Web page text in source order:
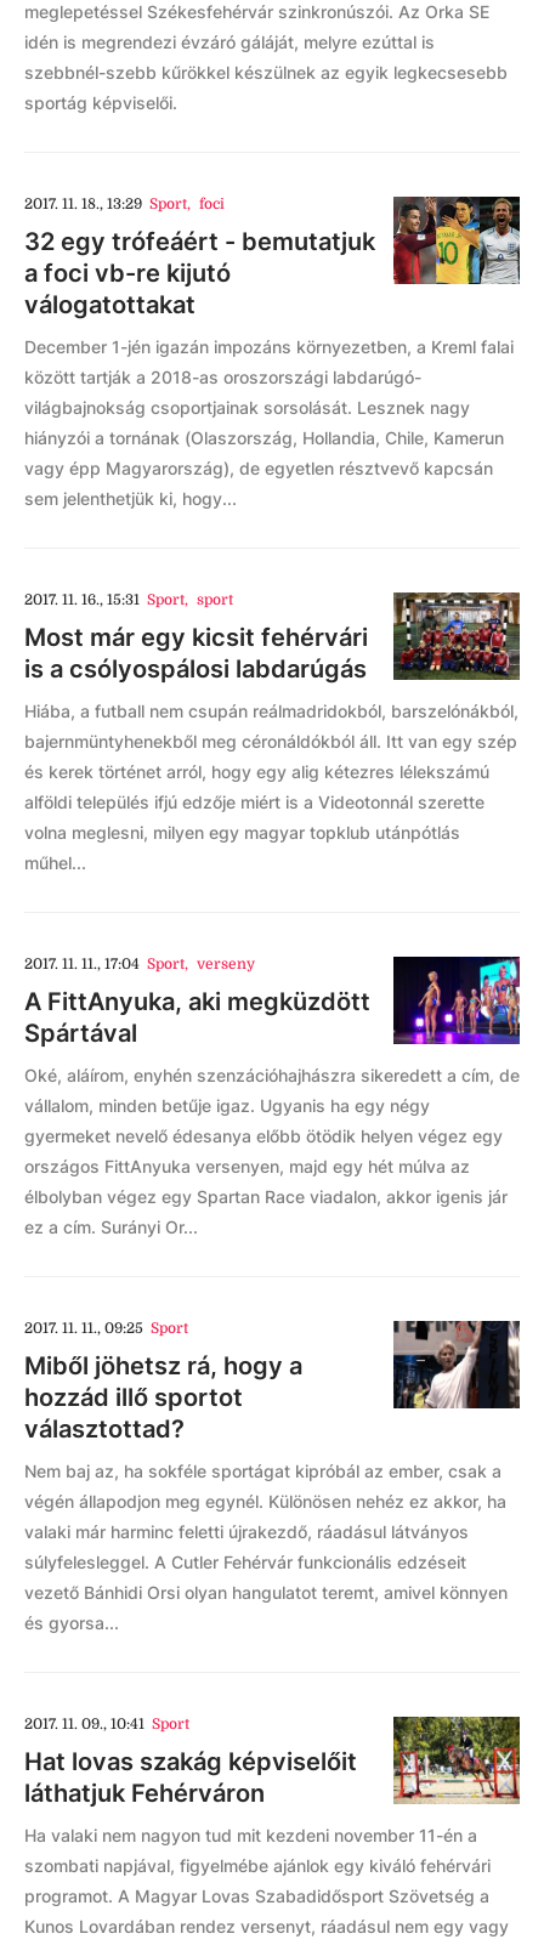
meglepetéssel Székesfehérvár szinkronúszói. Az Orka SE
idén is megrendezi évzáró gáláját, melyre ezúttal is
szebbnél-szebb kűrökkel készülnek az egyik legkecsesebb
sportág képviselői.
2017. 11. 18., 13:29 Sport, foci
32 egy trófeáért - bemutatjuk
a foci vb-re kijutó
válogatottakat
December 1-jén igazán impozáns környezetben, a Kreml falai
között tartják a 2018-as oroszországi labdarúgó-
világbajnokság csoportjainak sorsolását. Lesznek nagy
hiányzói a tornának (Olaszország, Hollandia, Chile, Kamerun
vagy épp Magyarország), de egyetlen résztvevő kapcsán
sem jelenthetjük ki, hogy...
2017. 11. 16., 15:31 Sport, sport
Most már egy kicsit fehérvári
is a csólyospálosi labdarúgás
Hiába, a futball nem csupán reálmadridokból, barszelónákból,
bajernmüntyhenekből meg céronáldókból áll. Itt van egy szép
és kerek történet arról, hogy egy alig kétezres lélekszámú
alföldi település ifjú edzője miért is a Videotonnál szerette
volna meglesni, milyen egy magyar topklub utánpótlás
műhel...
2017. 11. 11., 17:04 Sport, verseny
A FittAnyuka, aki megküzdött
Spártával
Oké, aláírom, enyhén szenzációhajhászra sikeredett a cím, de
vállalom, minden betűje igaz. Ugyanis ha egy négy
gyermeket nevelő édesanya előbb ötödik helyen végez egy
országos FittAnyuka versenyen, majd egy hét múlva az
élbolyban végez egy Spartan Race viadalon, akkor igenis jár
ez a cím. Surányi Or...
2017. 11. 11., 09:25 Sport
Miből jöhetsz rá, hogy a
hozzád illő sportot
választottad?
Nem baj az, ha sokféle sportágat kipróbál az ember, csak a
végén állapodjon meg egynél. Különösen nehéz ez akkor, ha
valaki már harminc feletti újrakezdő, ráadásul látványos
súlyfelesleggel. A Cutler Fehérvár funkcionális edzéseit
vezető Bánhidi Orsi olyan hangulatot teremt, amivel könnyen
és gyorsa...
2017. 11. 09., 10:41 Sport
Hat lovas szakág képviselőit
láthatjuk Fehérváron
Ha valaki nem nagyon tud mit kezdeni november 11-én a
szombati napjával, figyelmébe ajánlok egy kiváló fehérvári
programot. A Magyar Lovas Szabadidősport Szövetség a
Kunos Lovardában rendez versenyt, ráadásul nem egy vagy